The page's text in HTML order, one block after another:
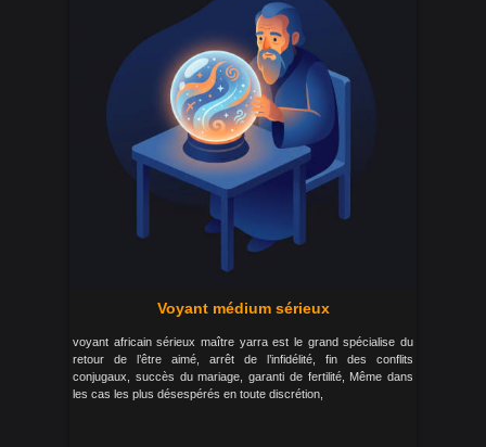
Voyant médium sérieux
voyant africain sérieux maître yarra est le grand spécialise du
retour de l’être aimé, arrêt de l’infidélité, fin des conflits
conjugaux, succès du mariage, garanti de fertilité, Même dans
les cas les plus désespérés en toute discrétion,